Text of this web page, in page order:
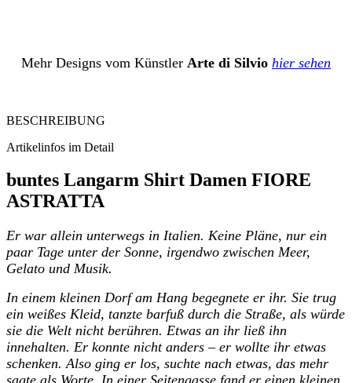
Mehr Designs vom Künstler Arte di Silvio hier sehen
BESCHREIBUNG
Artikelinfos im Detail
buntes Langarm Shirt Damen FIORE
ASTRATTA
Er war allein unterwegs in Italien. Keine Pläne, nur ein
paar Tage unter der Sonne, irgendwo zwischen Meer,
Gelato und Musik.
In einem kleinen Dorf am Hang begegnete er ihr. Sie trug
ein weißes Kleid, tanzte barfuß durch die Straße, als würde
sie die Welt nicht berühren. Etwas an ihr ließ ihn
innehalten. Er konnte nicht anders – er wollte ihr etwas
schenken. Also ging er los, suchte nach etwas, das mehr